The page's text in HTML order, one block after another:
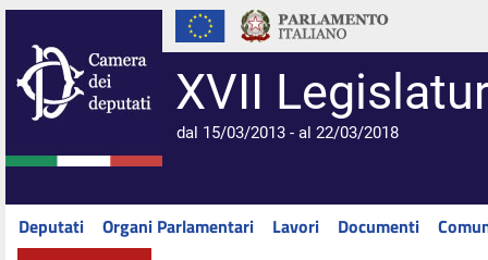
XVII
dal 15/03/2013 - al 22/03/2018
Deputati Organi Parlamentari Lavori Documenti